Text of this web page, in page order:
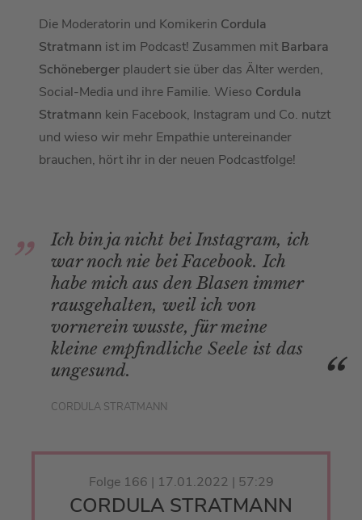
Die Moderatorin und Komikerin Cordula
Stratmann ist im Podcast! Zusammen mit Barbara
Schöneberger plaudert sie über das Älter werden,
Social-Media und ihre Familie. Wieso Cordula
Stratmann kein Facebook, Instagram und Co. nutzt
und wieso wir mehr Empathie untereinander
brauchen, hört ihr in der neuen Podcastfolge!
Ich bin ja nicht bei Instagram, ich
war noch nie bei Facebook. Ich
habe mich aus den Blasen immer
rausgehalten, weil ich von
vornerein wusste, für meine
kleine empfindliche Seele ist das
ungesund.
CORDULA STRATMANN
Folge 166 | 17.01.2022 | 57:29
CORDULA STRATMANN